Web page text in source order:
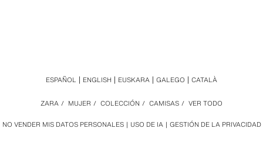
NO VENDER MIS DATOS PERSONALES USO DE IA GESTIÓN DE LA PRIVACIDAD
ZARA / MUJER / COLECCIÓN / CAMISAS / VER TODO
ESPAÑOL ENGLISH EUSKARA GALEGO CATALÀ